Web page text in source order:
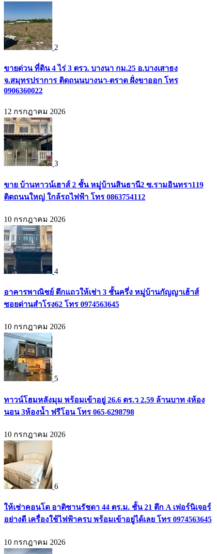
2
ขายด่วน ที่ดิน 4 ไร่ 3 ตรว. บางนา กม.25 อ.บางเสาธง
จ.สมุทรปราการ ติดถนนบางนา-ตราด ฝั่งขาออก โทร
0906360022
12 กรกฎาคม 2026
3
ขาย บ้านทาวน์เฮาส์ 2 ชั้น หมู่บ้านสินธานี2 ซ.รามอินทรา119
ติดถนนใหญ่ ใกล้รถไฟฟ้า โทร 0863754112
10 กรกฎาคม 2026
4
อาคารพาณิชย์ ตึกแถวให้เช่า 3 ชั้นครึ่ง หมู่บ้านกัญญาเฮ้าส์
ซอยด่านสำโรง62 โทร 0974563645
10 กรกฎาคม 2026
5
ทาวน์โฮมหลังมุม พร้อมเข้าอยู่ 26.6 ตร.ว 2.59 ล้านบาท 4ห้อง
นอน 3ห้องน้ำ ฟรีโอน โทร 065-6298798
10 กรกฎาคม 2026
6
ให้เช่าคอนโด อาติซานรัชดา 44 ตร.ม. ชั้น 21 ตึก A เฟอร์นิเจอร์
อย่างดี เครื่องใช้ไฟฟ้าครบ พร้อมเข้าอยู่ได้เลย โทร 0974563645
10 กรกฎาคม 2026